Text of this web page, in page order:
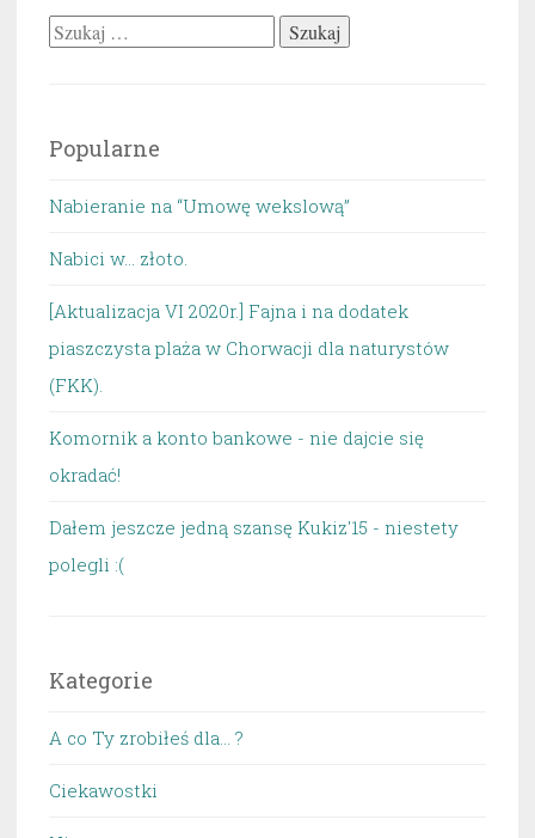
Szukaj:
Popularne
Nabieranie na “Umowę wekslową”
Nabici w... złoto.
[Aktualizacja VI 2020r.] Fajna i na dodatek
piaszczysta plaża w Chorwacji dla naturystów
(FKK).
Komornik a konto bankowe - nie dajcie się
okradać!
Dałem jeszcze jedną szansę Kukiz'15 - niestety
polegli :(
Kategorie
A co Ty zrobiłeś dla… ?
Ciekawostki